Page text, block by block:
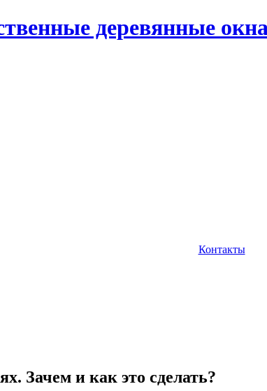
деревянные
Контакты
Зачем и как это сделать?